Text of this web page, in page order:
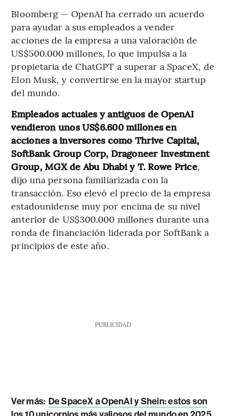
Bloomberg — OpenAI ha cerrado un acuerdo
para ayudar a sus empleados a vender
acciones de la empresa a una valoración de
US$500.000 millones, lo que impulsa a la
propietaria de ChatGPT a superar a SpaceX, de
Elon Musk, y convertirse en la mayor startup
del mundo.
Empleados actuales y antiguos de OpenAI
vendieron unos US$6.600 millones en
acciones a inversores como Thrive Capital,
SoftBank Group Corp, Dragoneer Investment
Group, MGX de Abu Dhabi y T. Rowe Price,
dijo una persona familiarizada con la
transacción. Eso elevó el precio de la empresa
estadounidense muy por encima de su nivel
anterior de US$300.000 millones durante una
ronda de financiación liderada por SoftBank a
principios de este año.
PUBLICIDAD
Ver más: De SpaceX a OpenAI y Shein: estos son